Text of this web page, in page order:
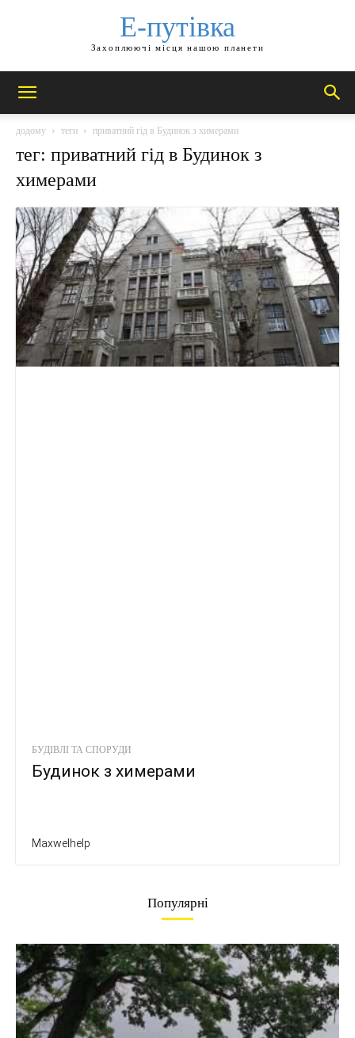
Е-путівка
Захоплюючі місця нашою планети
додому теги приватний гід в Будинок з химерами
тег: приватний гід в Будинок з
химерами
БУДІВЛІ ТА СПОРУДИ
Будинок з химерами
Maxwelhelp
Популярні